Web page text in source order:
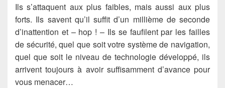
Ils s’attaquent aux plus faibles, mais aussi aux plus
forts. Ils savent qu’il suffit d’un millième de seconde
d’inattention et – hop ! – Ils se faufilent par les failles
de sécurité, quel que soit votre système de navigation,
quel que soit le niveau de technologie développé, ils
arrivent toujours à avoir suffisamment d’avance pour
vous menacer…